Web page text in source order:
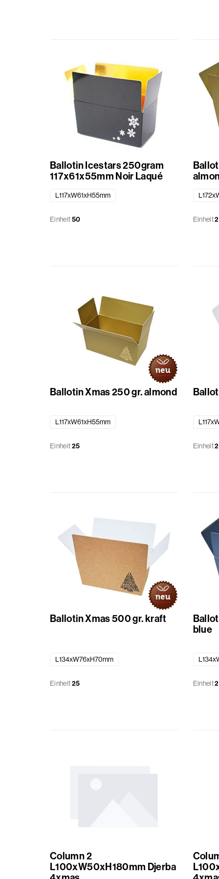
Schleifenbänder
Geschenkbeuteln
Ballotin Icestars 250gram
117x61x55mm Noir Laqué
L117xW61xH55mm
Einheit50 Einheit
Ballotin Xmas 250 gr. almond
L117xW61xH55mm
Einheit25 Einheit
Ballotin Xmas 500 gr. kraft
L134xW76xH70mm
Einheit25
blue
Einheit
Column 2
L100xW50xH180mm Djerba